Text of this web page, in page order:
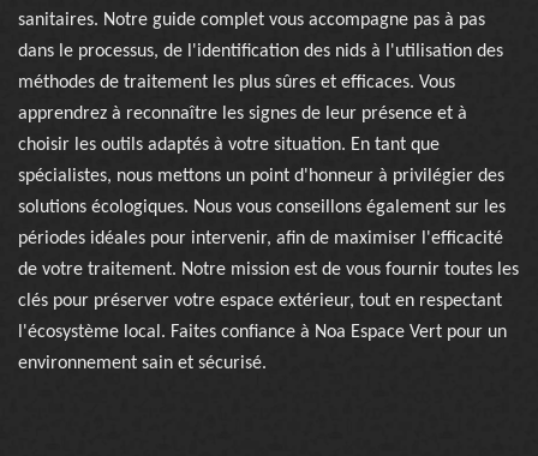
sanitaires. Notre guide complet vous accompagne pas à pas
dans le processus, de l'identification des nids à l'utilisation des
méthodes de traitement les plus sûres et efficaces. Vous
apprendrez à reconnaître les signes de leur présence et à
choisir les outils adaptés à votre situation. En tant que
spécialistes, nous mettons un point d'honneur à privilégier des
solutions écologiques. Nous vous conseillons également sur les
périodes idéales pour intervenir, afin de maximiser l'efficacité
de votre traitement. Notre mission est de vous fournir toutes les
clés pour préserver votre espace extérieur, tout en respectant
l'écosystème local. Faites confiance à Noa Espace Vert pour un
environnement sain et sécurisé.